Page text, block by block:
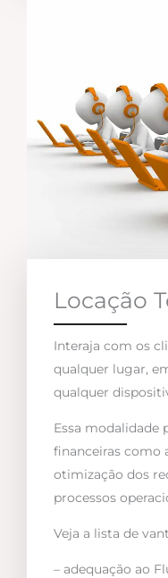
Locação
Interaja com os
qualquer lugar,
qualquer
Essa modalidade
financeiras como
otimização dos
processos
Veja a lista de
– adequação ao